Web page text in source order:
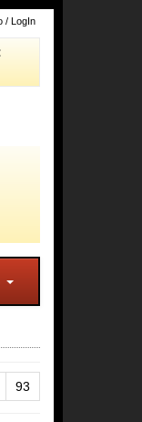
/ LogIn
93